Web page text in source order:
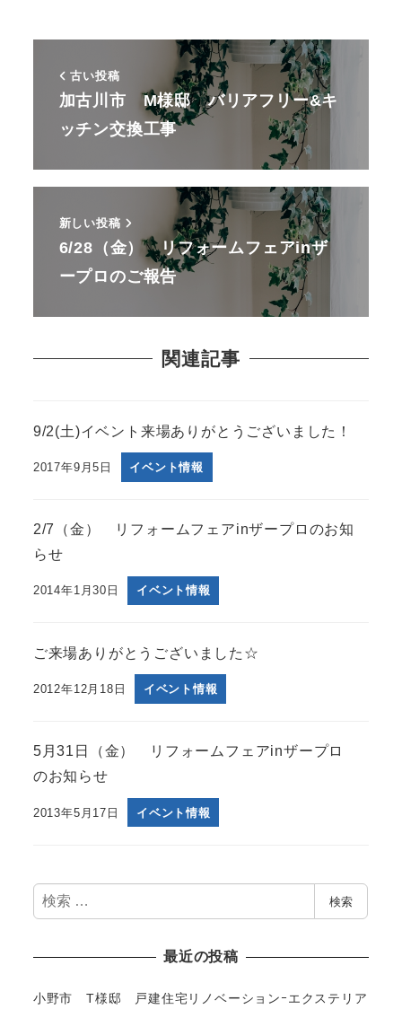
古い投稿
加古川市 M様邸 バリアフリー&キ
ッチン交換工事
新しい投稿
6/28（金） リフォームフェアinザ
ープロのご報告
関連記事
9/2(土)イベント来場ありがとうございました！
2017年9月5日 イベント情報
2/7（金） リフォームフェアinザープロのお知
らせ
2014年1月30日 イベント情報
ご来場ありがとうございました☆
2012年12月18日 イベント情報
5月31日（金） リフォームフェアinザープロ
のお知らせ
2013年5月17日 イベント情報
検
索
検索
最近の投稿
小野市 T様邸 戸建住宅リノベーションｰエクステリア